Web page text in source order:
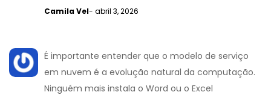
Camila Vel- abril 3, 2026
É importante entender que o modelo de serviço
em nuvem é a evolução natural da computação.
Ninguém mais instala o Word ou o Excel